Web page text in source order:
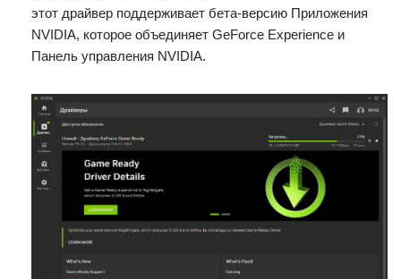
этот драйвер поддерживает бета-версию Приложения
NVIDIA, которое объединяет GeForce Experience и
Панель управления NVIDIA.